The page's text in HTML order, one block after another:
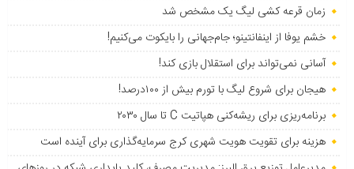
زمان قرعه کشی لیگ یک مشخص شد
خشم یوفا از اینفانتینو؛ جام‌جهانی را بایکوت می‌کنیم!
آسانی نمی‌تواند برای استقلال بازی کند!
هیجان برای شروع لیگ با تورم بیش از ۱۰۰درصد!
برنامه‌ریزی برای ریشه‌کنی هپاتیت C تا سال ۲۰۳۰
هزینه برای تقویت هویت شهری کرج سرمایه‌گذاری برای آینده است